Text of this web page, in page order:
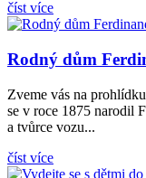
číst více
Rodný dům
Zveme vás na
se v roce 1875 narodil
a tvůrce vozu...
číst více